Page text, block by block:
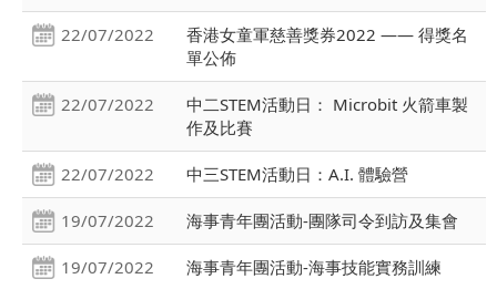
22/07/2022
香港女童軍慈善獎券2022 —— 得獎名
單公佈
22/07/2022
中二STEM活動日： Microbit 火箭車製
作及比賽
22/07/2022 中三STEM活動日：A.I. 體驗營
19/07/2022 海事青年團活動-團隊司令到訪及集會
19/07/2022 海事青年團活動-海事技能實務訓練